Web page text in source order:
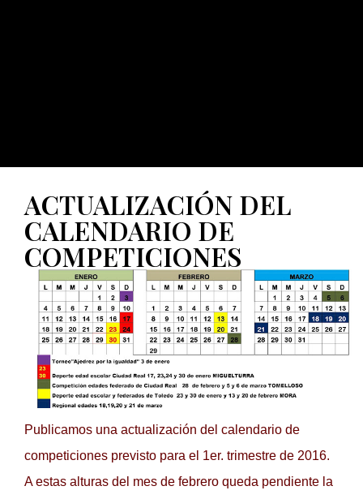
ACTUALIZACIÓN DEL
CALENDARIO DE
COMPETICIONES
Publicamos una actualización del calendario de
competiciones previsto para el 1er. trimestre de 2016.
A estas alturas del mes de febrero queda pendiente la